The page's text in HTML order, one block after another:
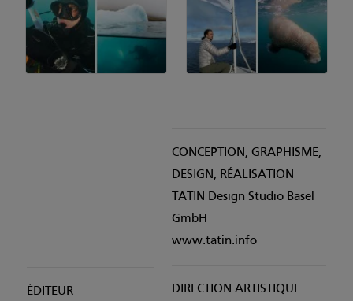
ÉDITEUR
CONCEPTION, GRAPHISME,
DESIGN, RÉALISATION
TATIN Design Studio Basel
GmbH
www.tatin.info
DIRECTION ARTISTIQUE